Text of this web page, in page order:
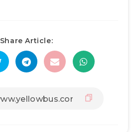
Share Article: